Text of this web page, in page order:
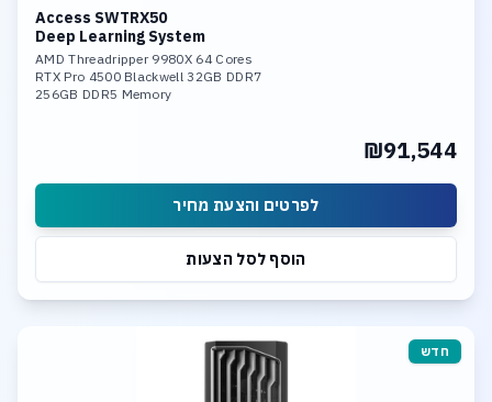
Access SWTRX50
Deep Learning System
AMD Threadripper 9980X 64 Cores
RTX Pro 4500 Blackwell 32GB DDR7
256GB DDR5 Memory
₪91,544
לפרטים והצעת מחיר
הוסף לסל הצעות
חדש